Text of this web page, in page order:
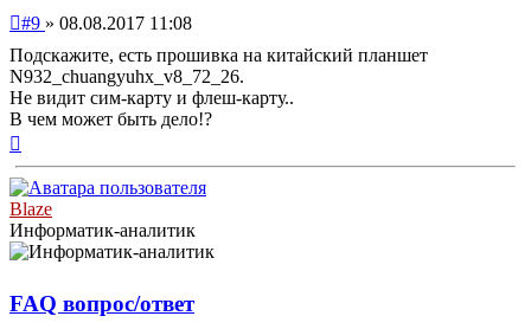
Непрочитанное
#9 » 08.08.2017 11:08
Подскажите, есть прошивка на китайский планшет
N932_chuangyuhx_v8_72_26.
Не видит сим-карту и флеш-карту..
В чем может быть дело!?
к
началу
Blaze
Информатик-аналитик
FAQ вопрос/ответ